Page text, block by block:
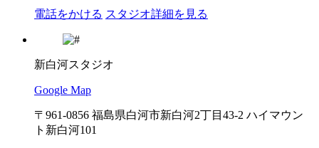
電話をかける スタジオ詳細を見る
新白河スタジオ
Google Map
〒961-0856 福島県白河市新白河2丁目43-2 ハイマウン
ト新白河101